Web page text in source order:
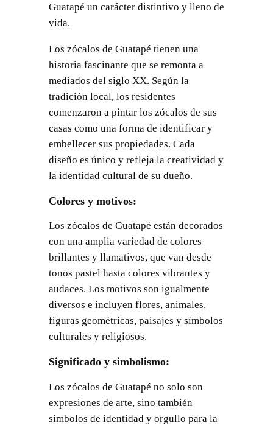
Guatapé un carácter distintivo y lleno de
vida.
Los zócalos de Guatapé tienen una
historia fascinante que se remonta a
mediados del siglo XX. Según la
tradición local, los residentes
comenzaron a pintar los zócalos de sus
casas como una forma de identificar y
embellecer sus propiedades. Cada
diseño es único y refleja la creatividad y
la identidad cultural de su dueño.
Colores y motivos:
Los zócalos de Guatapé están decorados
con una amplia variedad de colores
brillantes y llamativos, que van desde
tonos pastel hasta colores vibrantes y
audaces. Los motivos son igualmente
diversos e incluyen flores, animales,
figuras geométricas, paisajes y símbolos
culturales y religiosos.
Significado y simbolismo:
Los zócalos de Guatapé no solo son
expresiones de arte, sino también
símbolos de identidad y orgullo para la